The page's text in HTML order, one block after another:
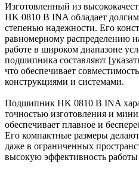
Изготовленный из
HK 0810 B INA обладает
степенью надежности. Его
равномерному распределению
работе в широком диапазоне
подшипника составляют
что обеспечивает
конструкциями и системами.
Подшипник HK 0810 B INA
точностью изготовления и
обеспечивает плавное и
Его компактные размеры
даже в ограниченных
высокую эффективность